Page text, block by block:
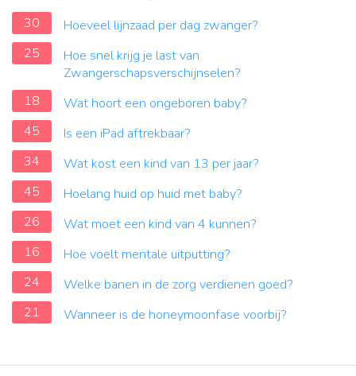
30
Hoeveel lijnzaad per dag zwanger?
25
Hoe snel krijg je last van
Zwangerschapsverschijnselen?
18
Wat hoort een ongeboren baby?
45
Is een iPad aftrekbaar?
34
Wat kost een kind van 13 per jaar?
45
Hoelang huid op huid met baby?
26
Wat moet een kind van 4 kunnen?
16
Hoe voelt mentale uitputting?
24
Welke banen in de zorg verdienen goed?
21
Wanneer is de honeymoonfase voorbij?